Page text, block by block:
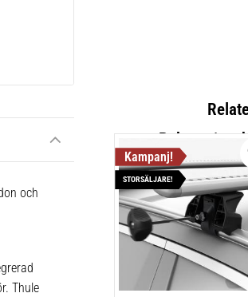
och
Thule
Thule
för
1 st
STORSÄLJARE!